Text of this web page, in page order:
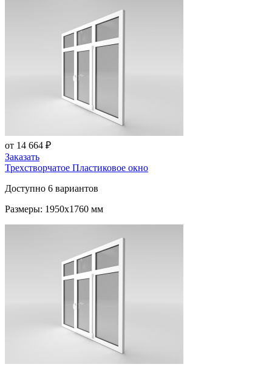
от 14 664 ₽
Заказать
Трехстворчатое Пластиковое окно
Доступно 6 вариантов
Размеры: 1950x1760 мм